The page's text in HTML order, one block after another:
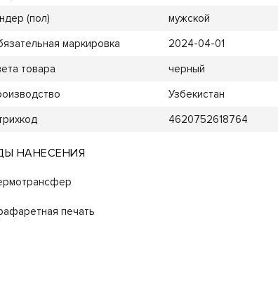
(пол)
мужской
маркировка
2024-04-01
товара
черный
Узбекистан
4620752618764
НАНЕСЕНИЯ
печать